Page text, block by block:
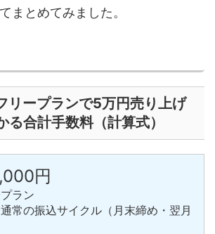
まとめてみました。
リープランで5万円売り上げ
る合計手数料（計算式）
円
ラン
常の振込サイクル（月末締め・翌月